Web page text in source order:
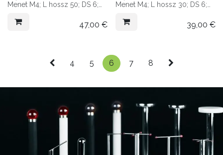
Menet M4; L hossz 50; DS 6;
47,00 €
Menet M4; L hossz 30; DS 6;
39,00 €
4 5 6 7 8